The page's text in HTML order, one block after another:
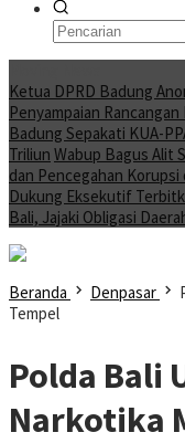
Ketua DPRD Badung
Penyampaian Rancangan
Badung Sepakati KUA-
Triliun Wabup Bagus Alit
dan Pencegahan Korupsi
Dukung Eksekutif
Bali, Jajaki Obligasi
Beranda Denpasar
Tempel
Polda Bali
Narkotika